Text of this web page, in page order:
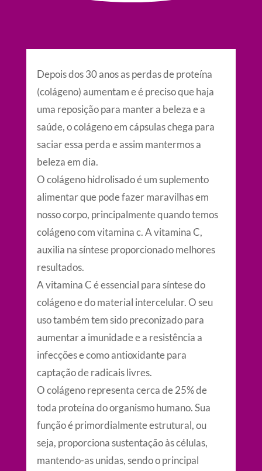
Depois dos 30 anos as perdas de proteína
(colágeno) aumentam e é preciso que haja
uma reposição para manter a beleza e a
saúde, o colágeno em cápsulas chega para
saciar essa perda e assim mantermos a
beleza em dia.
O colágeno hidrolisado é um suplemento
alimentar que pode fazer maravilhas em
nosso corpo, principalmente quando temos
colágeno com vitamina c. A vitamina C,
auxilia na síntese proporcionado melhores
resultados.
A vitamina C é essencial para síntese do
colágeno e do material intercelular. O seu
uso também tem sido preconizado para
aumentar a imunidade e a resistência a
infecções e como antioxidante para
captação de radicais livres.
O colágeno representa cerca de 25% de
toda proteína do organismo humano. Sua
função é primordialmente estrutural, ou
seja, proporciona sustentação às células,
mantendo-as unidas, sendo o principal